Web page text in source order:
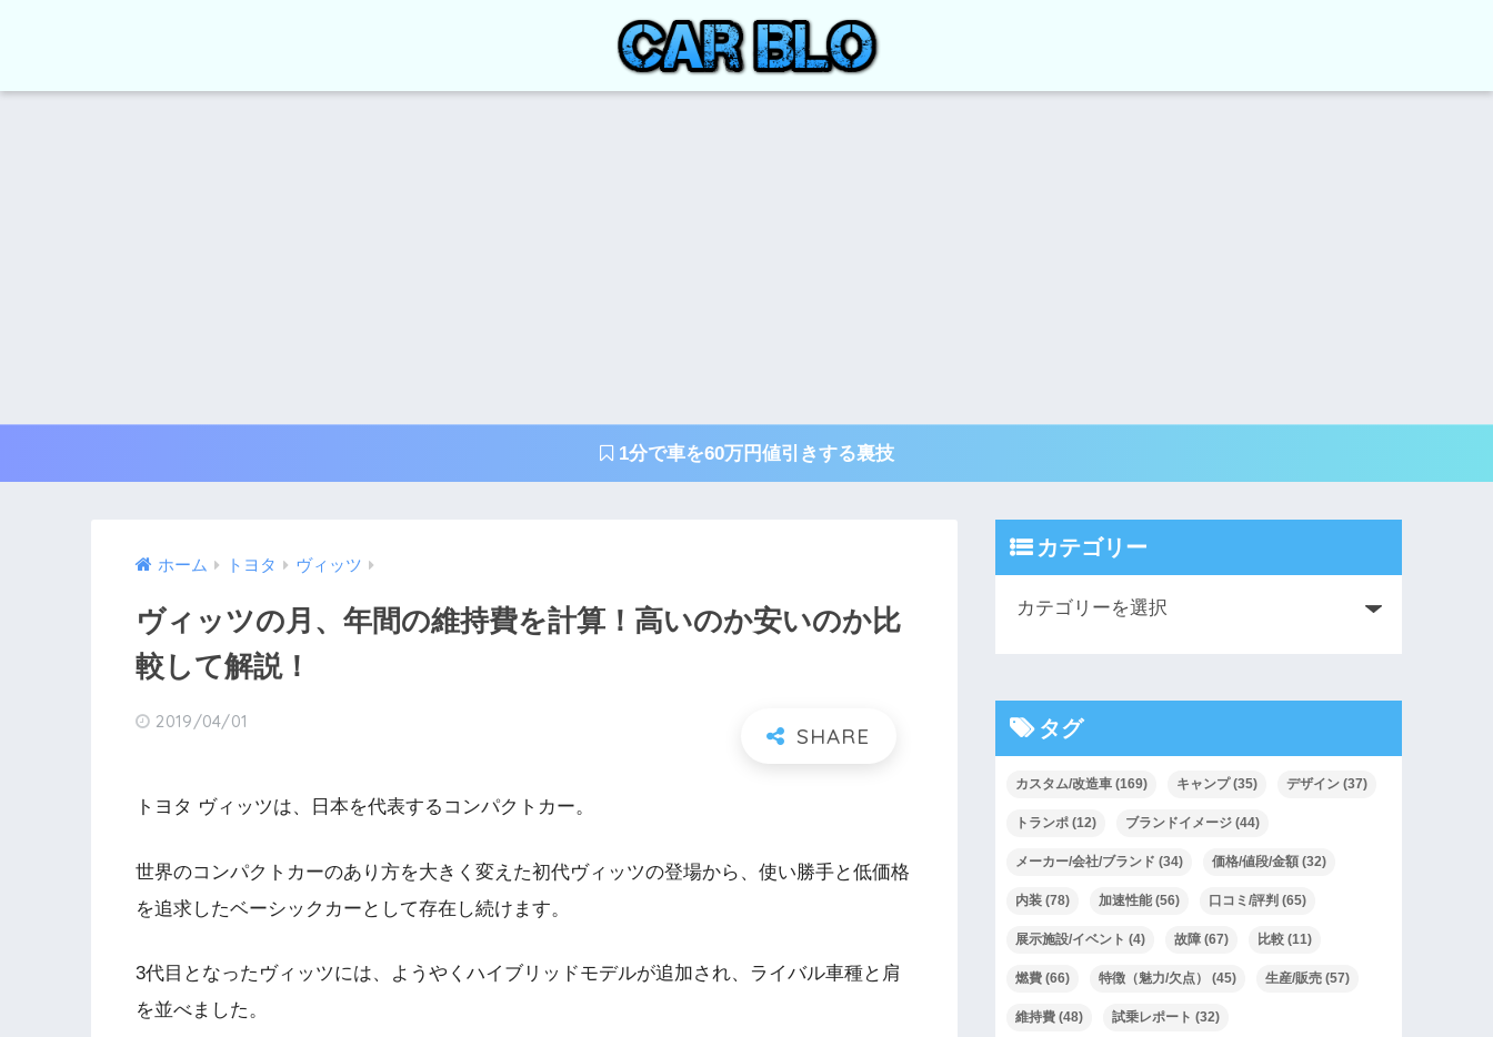
1分で車を60万円値引きする裏技
ホーム トヨタ ヴィッツ
ヴィッツの月、年間の維持費を計算！高いのか安いのか比
較して解説！
2019/04/01
トヨタ ヴィッツは、日本を代表するコンパクトカー。
世界のコンパクトカーのあり方を大きく変えた初代ヴィッツの登場から、使い勝手と低価格
を追求したベーシックカーとして存在し続けます。
3代目となったヴィッツには、ようやくハイブリッドモデルが追加され、ライバル車種と肩
を並べました。
カテゴリー
タグ
カスタム/改造車 (169) キャンプ(35) デザイン (37)
トランポ (12) ブランドイメージ (44)
メーカー/会社/ブランド (34) 価格/値段/金額 (32)
内装 (78) 加速性能 (56) 口コミ/評判 (65)
展示施設/イベント (4) 故障 (67) 比較 (11)
燃費 (66) 特徴（魅力/欠点） (45) 生産/販売 (57)
維持費 (48) 試乗レポート (32)